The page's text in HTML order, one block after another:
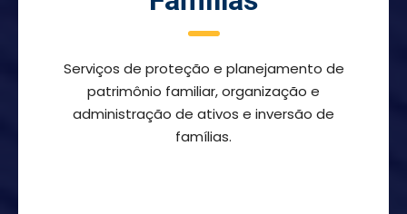
Serviços de proteção e planejamento de
patrimônio familiar, organização e
administração de ativos e inversão de
famílias.